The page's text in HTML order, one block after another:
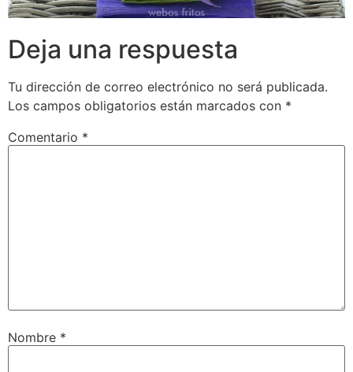
Deja una respuesta
Tu dirección de correo electrónico no será publicada.
Los campos obligatorios están marcados con *
Comentario *
Nombre *